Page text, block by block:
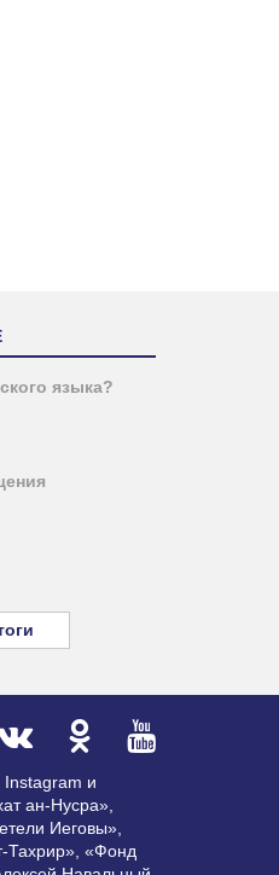
языка?
Instagram и
ан-Нусра»,
Иеговы»,
Тахрир», «Фонд